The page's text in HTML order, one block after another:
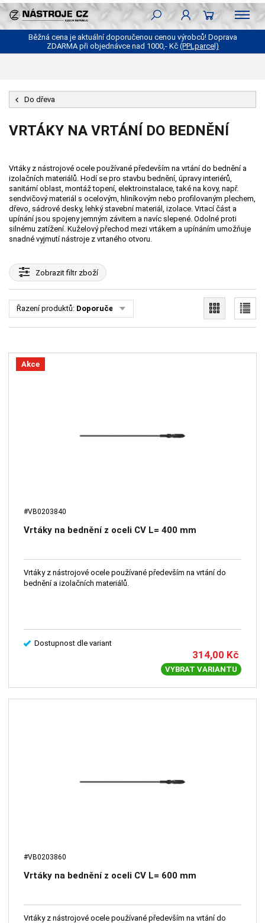
Běžná cena je aktuální doporučenou cenou výrobců! Doprava
ZDARMA při objednávce nad 1000,- Kč (PPLparcel)
Do dřeva
VRTÁKY NA VRTÁNÍ DO BEDNĚNÍ
Vrtáky z nástrojové ocele používané především na vrtání do bednění a
izolačních materiálů. Hodí se pro stavbu bednění, úpravy interiérů,
sanitární oblast, montáž topení, elektroinstalace, také na kovy, např.
sendvičový materiál s ocelovým, hliníkovým nebo profilovaným plechem,
dřevo, sádrové desky, lehký stavební materiál, izolace. Vrtací část a
upínání jsou spojeny jemným závitem a navíc slepené. Odolné proti
silnému zatížení. Kuželový přechod mezi vrtákem a upínáním umožňuje
snadné vyjmutí nástroje z vrtaného otvoru.
Zobrazitfiltr zboží
Řazení produktů: Doporučené
Akce
#VB0203840
Vrtáky na bednění z oceli CV L= 400 mm
Vrtáky z nástrojové ocele používané především na vrtání do
bednění a izolačních materiálů.
Dostupnost dle variant
314,00 Kč
VYBRAT VARIANTU
#VB0203860
Vrtáky na bednění z oceli CV L= 600 mm
Vrtáky z nástrojové ocele používané především na vrtání do